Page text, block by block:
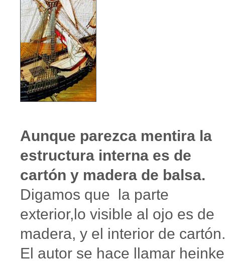
Aunque parezca mentira la
estructura interna es de
cartón y madera de balsa.
Digamos que la parte
exterior,lo visible al ojo es de
madera, y el interior de cartón.
El autor se hace llamar